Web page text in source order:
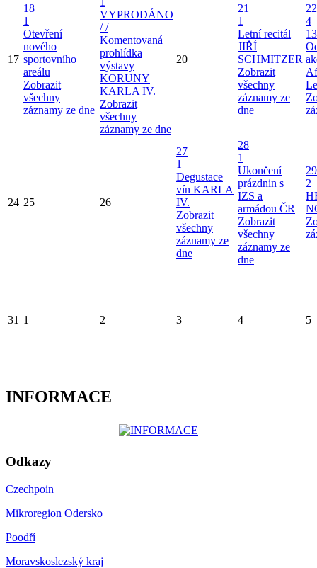
17
18
1
Otevření
nového
sportovního
areálu
Zobrazit
všechny
záznamy ze dne
VYPRODÁNO
/ /
Komentovaná
prohlídka
výstavy
KORUNY
KARLA IV.
Zobrazit
všechny
záznamy ze dne
20
21
1
Letní recitál
JIŘÍ
SCHMITZER
Zobrazit
všechny
záznamy ze
dne
22
4
24 25 26
27
1
Degustace
vín KARLA
IV.
Zobrazit
všechny
záznamy ze
dne
28
1
Ukončení
prázdnin s
IZS a
armádou ČR
Zobrazit
všechny
záznamy ze
dne
29
2
31 1 2 3 4 5
INFORMACE
Odkazy
Czechpoin
Mikroregion Odersko
Poodří
Moravskoslezský kraj